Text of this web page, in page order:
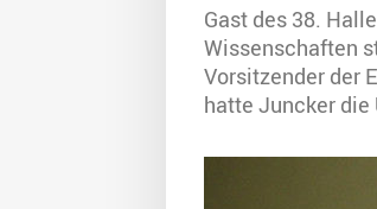
Gast des 38.
Wissenschaften
Vorsitzender der
hatte Juncker die